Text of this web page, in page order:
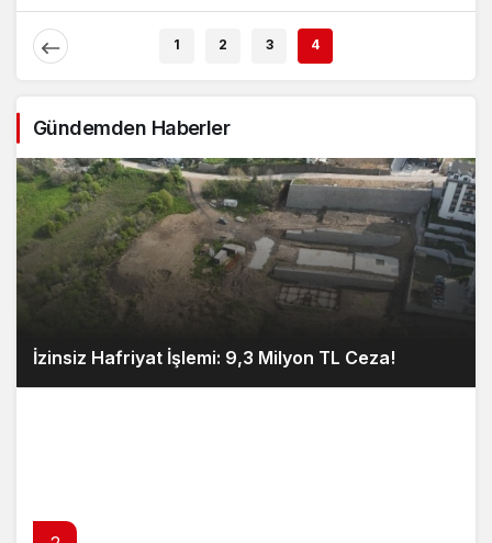
Ağırlıyor!
Enflasyon Raporu
1 2 3 4
Gündemden Haberler
İzinsiz Hafriyat İşlemi: 9,3 Milyon TL Ceza!